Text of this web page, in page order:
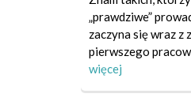
„prawdziwe”
zaczyna się wraz z
pierwszego
więcej